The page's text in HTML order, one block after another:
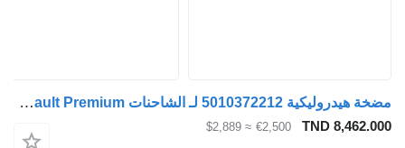
مضخة هيدروليكية 5010372212 لـ الشاحنات Renault Premium
TND 8,462.000
€2,500
≈ $2,889